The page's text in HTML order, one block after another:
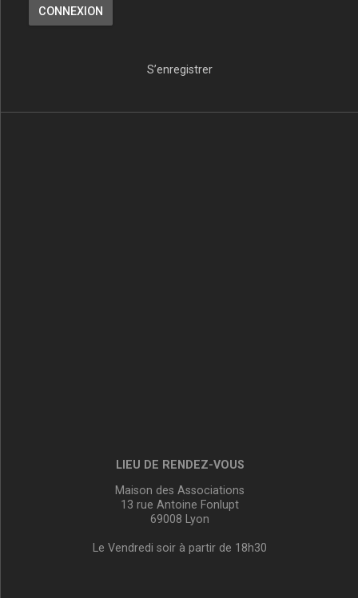
S’enregistrer
LIEU DE RENDEZ-VOUS
Maison des Associations
13 rue Antoine Fonlupt
69008 Lyon
Le Vendredi soir à partir de 18h30